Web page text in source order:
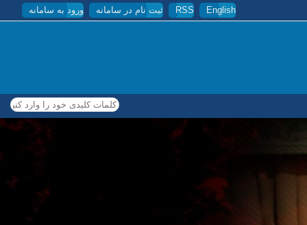
English
RSS ثبت نام در سامانه ورود به سامانه
کلمات کلیدی خود را وارد کنید